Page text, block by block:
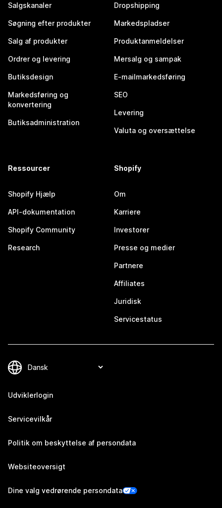
Salgskanaler
Søgning efter produkter
Salg af produkter
Ordrer og levering
Butiksdesign
Markedsføring og
konvertering
Butiksadministration
Dropshipping
Markedspladser
Produktanmeldelser
Mersalg og sampak
E-mailmarkedsføring
SEO
Levering
Valuta og oversættelse
Ressourcer
Shopify Hjælp
API-dokumentation
Shopify Community
Research
Shopify
Om
Karriere
Investorer
Presse og medier
Partnere
Affiliates
Juridisk
Servicestatus
Udviklerlogin
Servicevilkår
Politik om beskyttelse af persondata
Websiteoversigt
Dine valg vedrørende persondata